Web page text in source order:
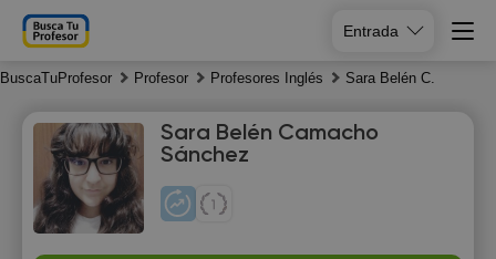
Entrada
BuscaTuProfesor Profesor Profesores Inglés Sara Belén C.
Sara Belén Camacho
Sánchez